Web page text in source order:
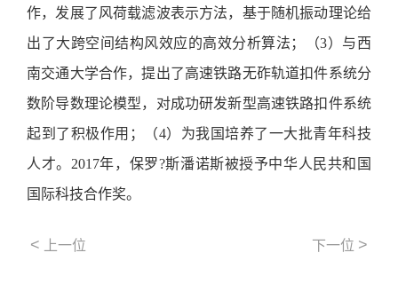
作，发展了风荷载滤波表示方法，基于随机振动理论给
出了大跨空间结构风效应的高效分析算法；（3）与西
南交通大学合作，提出了高速铁路无砟轨道扣件系统分
数阶导数理论模型，对成功研发新型高速铁路扣件系统
起到了积极作用；（4）为我国培养了一大批青年科技
人才。2017年，保罗?斯潘诺斯被授予中华人民共和国
国际科技合作奖。
< 上一位 下一位 >